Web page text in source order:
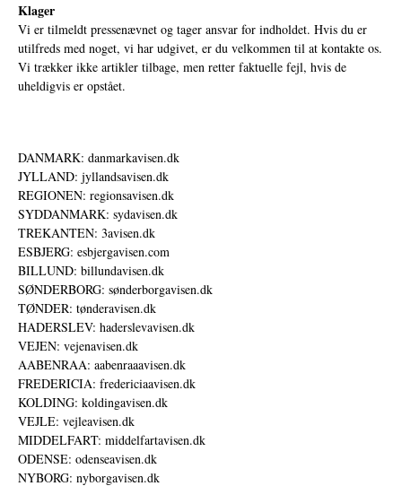
Klager
Vi er tilmeldt pressenævnet og tager ansvar for indholdet. Hvis du er
utilfreds med noget, vi har udgivet, er du velkommen til at kontakte os.
Vi trækker ikke artikler tilbage, men retter faktuelle fejl, hvis de
uheldigvis er opstået.
DANMARK: danmarkavisen.dk
JYLLAND: jyllandsavisen.dk
REGIONEN: regionsavisen.dk
SYDDANMARK: sydavisen.dk
TREKANTEN: 3avisen.dk
ESBJERG: esbjergavisen.com
BILLUND: billundavisen.dk
SØNDERBORG: sønderborgavisen.dk
TØNDER: tønderavisen.dk
HADERSLEV: haderslevavisen.dk
VEJEN: vejenavisen.dk
AABENRAA: aabenraaavisen.dk
FREDERICIA: fredericiaavisen.dk
KOLDING: koldingavisen.dk
VEJLE: vejleavisen.dk
MIDDELFART: middelfartavisen.dk
ODENSE: odenseavisen.dk
NYBORG: nyborgavisen.dk